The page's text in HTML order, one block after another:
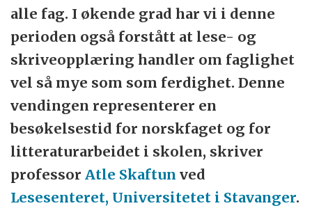
alle fag. I økende grad har vi i denne
perioden også forstått at lese- og
skriveopplæring handler om faglighet
vel så mye som som ferdighet. Denne
vendingen representerer en
besøkelsestid for norskfaget og for
litteraturarbeidet i skolen, skriver
professorAtle Skaftun ved
Lesesenteret, Universitetet i Stavanger.